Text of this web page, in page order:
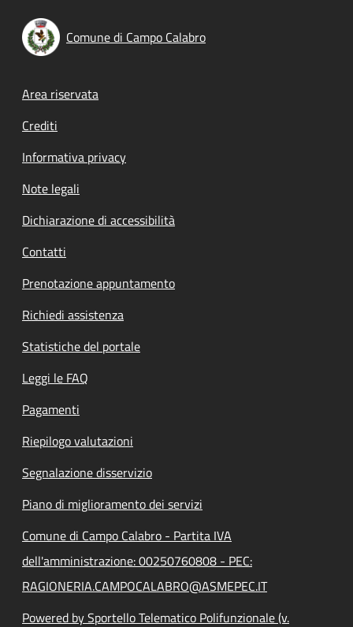
Comune di Campo Calabro
Footer menu
Area riservata
Crediti
Informativa privacy
Note legali
Dichiarazione di accessibilità
Contatti
Prenotazione appuntamento
Richiedi assistenza
Statistiche del portale
Leggi le FAQ
Pagamenti
Riepilogo valutazioni
Segnalazione disservizio
Piano di miglioramento dei servizi
Comune di Campo Calabro - Partita IVA
dell'amministrazione: 00250760808 - PEC:
RAGIONERIA.CAMPOCALABRO@ASMEPEC.IT
Powered by Sportello Telematico Polifunzionale (v.